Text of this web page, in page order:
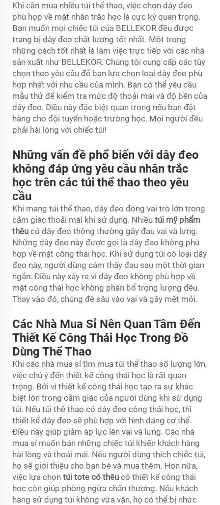
Khi cần mua nhiều túi thể thao, việc chọn dây đeo
phù hợp về mặt nhân trắc học là cực kỳ quan trọng.
Bạn muốn mọi chiếc túi của BELLEKOR đều được
trang bị dây đeo chất lượng tốt nhất. Một trong
những cách tốt nhất là làm việc trực tiếp với các nhà
sản xuất như BELLEKOR. Chúng tôi cung cấp các tùy
chọn theo yêu cầu để bạn lựa chọn loại dây đeo phù
hợp nhất với nhu cầu của mình. Bạn có thể yêu cầu
mẫu thử để kiểm tra mức độ thoải mái và độ bền của
dây đeo. Điều này đặc biệt quan trọng nếu bạn đặt
hàng cho đội tuyển hoặc trường học. Mọi người đều
phải hài lòng với chiếc túi!
Những vấn đề phổ biến với dây đeo
không đáp ứng yêu cầu nhân trắc
học trên các túi thể thao theo yêu
cầu
Khi mang túi thể thao, dây đeo đóng vai trò lớn trong
cảm giác thoải mái khi sử dụng. Nhiều túi mỹ phẩm
thêu có dây đeo thông thường gây đau vai và lưng.
Những dây đeo này được gọi là dây đeo không phù
hợp về mặt công thái học. Khi sử dụng túi có loại dây
đeo này, người dùng cảm thấy đau sau một thời gian
ngắn. Điều này xảy ra vì dây đeo không phù hợp về
mặt công thái học không phân bổ trọng lượng đều.
Thay vào đó, chúng đè sâu vào vai và gây mệt mỏi.
Các Nhà Mua Sỉ Nên Quan Tâm Đến
Thiết Kế Công Thái Học Trong Đồ
Dùng Thể Thao
Khi các nhà mua sỉ tìm mua túi thể thao số lượng lớn,
việc chú ý đến thiết kế công thái học là rất quan
trọng. Bởi vì thiết kế công thái học tạo ra sự khác
biệt lớn trong cảm giác của người dùng khi sử dụng
túi. Nếu túi thể thao có dây đeo công thái học, thì
thiết kế dây đeo sẽ phù hợp với hình dáng cơ thể.
Điều này giúp giảm áp lực lên vai và lưng. Các nhà
mua sỉ muốn bán những chiếc túi khiến khách hàng
hài lòng và thoải mái. Nếu người dùng thích chiếc túi,
họ sẽ giới thiệu cho bạn bè và mua thêm. Hơn nữa,
việc lựa chọn túi tote có thêu có thiết kế công thái
học còn giúp phòng ngừa chấn thương. Nếu khách
hàng sử dụng túi không vừa vặn, họ có thể bị nhức